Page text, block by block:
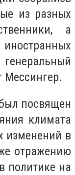
из разных
а
Мессингер.
посвящен
климата
изменений в
отражению
политике на